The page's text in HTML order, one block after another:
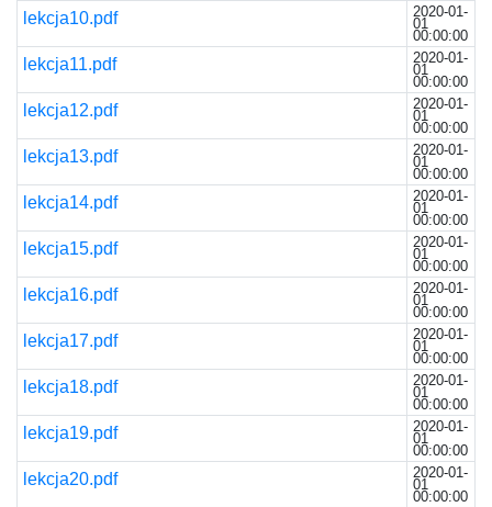
lekcja10.pdf 2020-01-
01
00:00:00
lekcja11.pdf 2020-01-
01
00:00:00
lekcja12.pdf 2020-01-
01
00:00:00
lekcja13.pdf 2020-01-
01
00:00:00
lekcja14.pdf 2020-01-
01
00:00:00
lekcja15.pdf 2020-01-
01
00:00:00
lekcja16.pdf 2020-01-
01
00:00:00
lekcja17.pdf 2020-01-
01
00:00:00
lekcja18.pdf 2020-01-
01
00:00:00
lekcja19.pdf 2020-01-
01
00:00:00
lekcja20.pdf 2020-01-
01
00:00:00